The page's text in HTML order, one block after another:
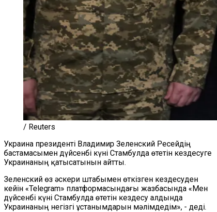
/ Reuters
Украина президенті Владимир Зеленский Ресейдің
бастамасымен дүйсенбі күні Стамбулда өтетін кездесуге
Украинаның қатысатынын айтты.
Зеленский өз әскери штабымен өткізген кездесуден
кейін «Telegram» платформасындағы жазбасында «Мен
дүйсенбі күні Стамбулда өтетін кездесу алдында
Украинаның негізгі ұстанымдарын мәлімдедім», - деді.